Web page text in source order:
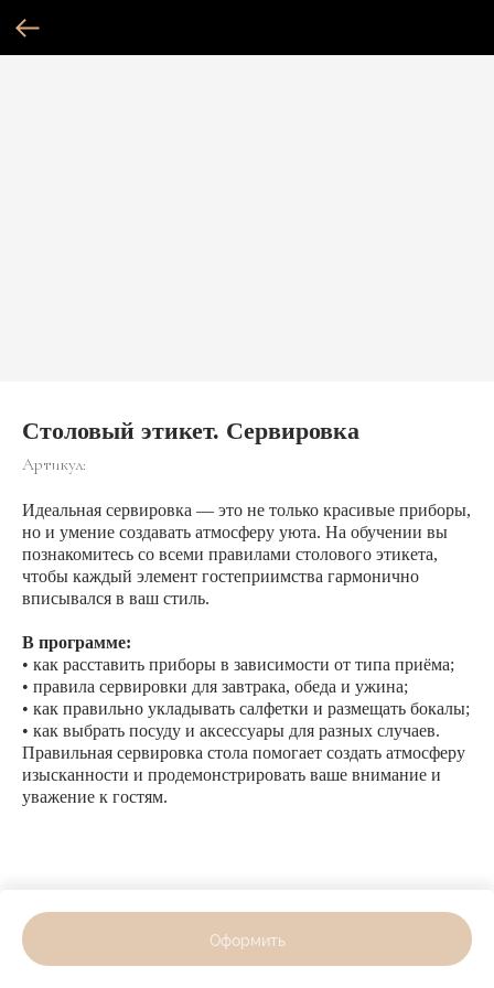
Столовый этикет. Сервировка
Артикул:
Оформить
Идеальная сервировка — это не только красивые приборы,
но и умение создавать атмосферу уюта. На обучении вы
познакомитесь со всеми правилами столового этикета,
чтобы каждый элемент гостеприимства гармонично
вписывался в ваш стиль.
В программе:
• как расставить приборы в зависимости от типа приёма;
• правила сервировки для завтрака, обеда и ужина;
• как правильно укладывать салфетки и размещать бокалы;
• как выбрать посуду и аксессуары для разных случаев.
Правильная сервировка стола помогает создать атмосферу
изысканности и продемонстрировать ваше внимание и
уважение к гостям.